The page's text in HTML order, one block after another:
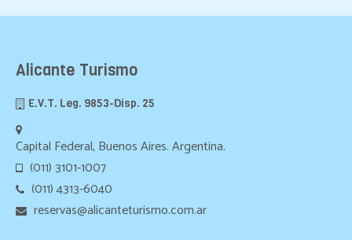
Alicante Turismo
E.V.T. Leg. 9853-Disp. 25
Capital Federal, Buenos Aires. Argentina.
(011) 3101-1007
(011) 4313-6040
reservas@alicanteturismo.com.ar